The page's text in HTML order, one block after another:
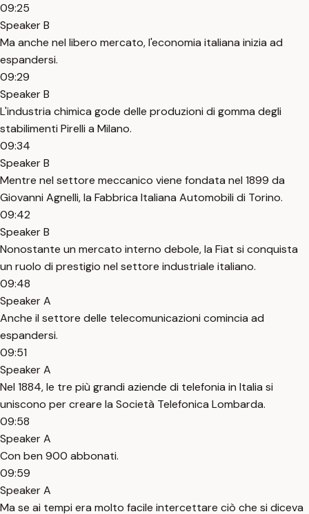
09:25
Speaker B
Ma anche nel libero mercato, l'economia italiana inizia ad
espandersi.
09:29
Speaker B
L'industria chimica gode delle produzioni di gomma degli
stabilimenti Pirelli a Milano.
09:34
Speaker B
Mentre nel settore meccanico viene fondata nel 1899 da
Giovanni Agnelli, la Fabbrica Italiana Automobili di Torino.
09:42
Speaker B
Nonostante un mercato interno debole, la Fiat si conquista
un ruolo di prestigio nel settore industriale italiano.
09:48
Speaker A
Anche il settore delle telecomunicazioni comincia ad
espandersi.
09:51
Speaker A
Nel 1884, le tre più grandi aziende di telefonia in Italia si
uniscono per creare la Società Telefonica Lombarda.
09:58
Speaker A
Con ben 900 abbonati.
09:59
Speaker A
Ma se ai tempi era molto facile intercettare ciò che si diceva